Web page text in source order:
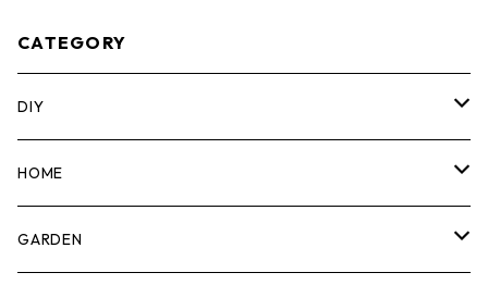
CATEGORY
DIY
マーカー
計測機器
HOME
5ガロンバケツ
GARDEN